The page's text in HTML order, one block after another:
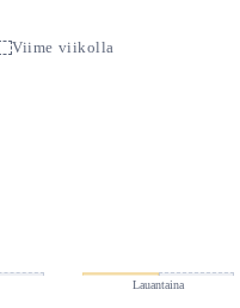
Viime viikolla
Lauantaina